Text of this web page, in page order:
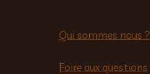
Qui sommes nous ?
Foire aux questions